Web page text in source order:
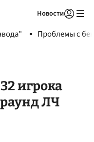
Новости
Проблемы с
игрока
ЛЧ